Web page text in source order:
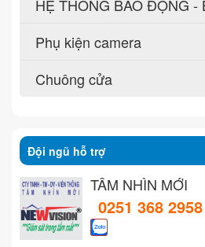
HỆ THỐNG BÁO ĐỘNG -
Phụ kiện camera
Chuông cửa
Đội ngũ hỗ trợ
TẦM NHÌN MỚI
0251 368 2958